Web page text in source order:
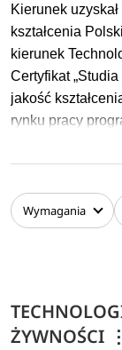
surowców do ich
• projektowania
oraz organizacji
• kontroli
surowców,
• systemów
• profilaktyki i
Kierunek
kształcenia
kierunek
Certyfikat
jakość
rynku pracy
Po ukończeniu
w laboratoriach
rozwojowych w
Wymagania
ŻYWNOŚCI ⋮